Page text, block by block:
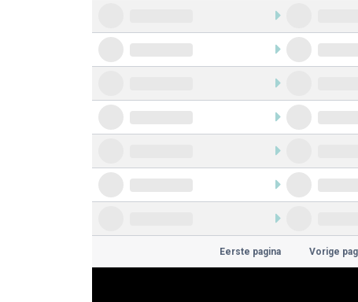
Eerste pagina Vorige